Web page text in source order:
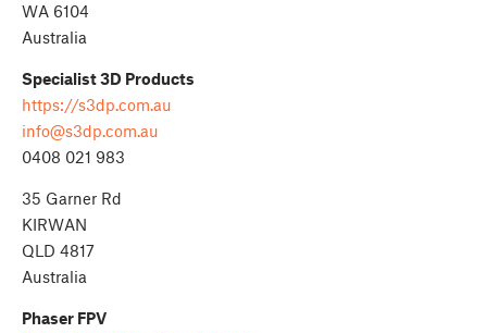
WA 6104
Australia
Specialist 3D Products
https://s3dp.com.au
info@s3dp.com.au
0408 021 983
35 Garner Rd
KIRWAN
QLD 4817
Australia
Phaser FPV